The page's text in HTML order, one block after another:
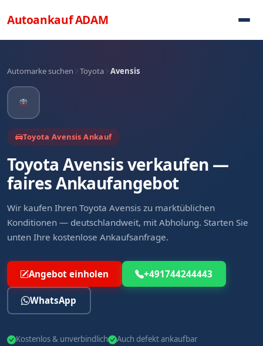
AutoankaufADAM
Automarke suchen Toyota Avensis
Toyota Avensis Ankauf
Toyota Avensis verkaufen —
faires Ankaufangebot
Wir kaufen Ihren Toyota Avensis zu marktüblichen
Konditionen — deutschlandweit, mit Abholung. Starten Sie
unten Ihre kostenlose Ankaufsanfrage.
Angebot einholen +491744244443
WhatsApp
Kostenlos & unverbindlich
Auch defekt ankaufbar